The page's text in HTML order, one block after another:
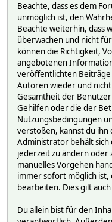
Beachte, dass es dem
unmöglich ist, den
Beachte weiterhin, dass
überwachen und nicht
können die Richtigkeit,
angebotenen
veröffentlichten
Autoren wieder und
Gesamtheit der
Gehilfen oder die der
Nutzungsbedingungen
verstoßen, kannst du
Administrator behält sich
jederzeit zu ändern oder
manuelles Vorgehen
immer sofort möglich
bearbeiten. Dies gilt
Du allein bist für den